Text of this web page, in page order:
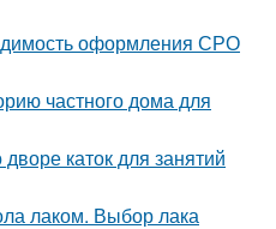
оформления СРО
частного дома для
каток для занятий
лаком. Выбор лака